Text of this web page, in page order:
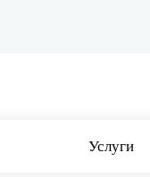
Услуги